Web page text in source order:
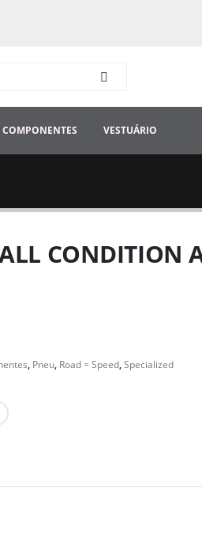
COMPONENTES VESTUÁRIO
CONDITION
, Pneu, Road = Speed,Specialized